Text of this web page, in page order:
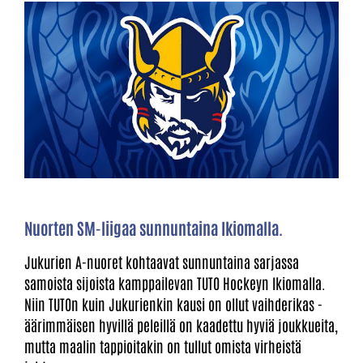
Nuorten SM-liigaa sunnuntaina Ikiomalla.
Jukurien A-nuoret kohtaavat sunnuntaina sarjassa
samoista sijoista kamppailevan TUTO Hockeyn Ikiomalla.
Niin TUTOn kuin Jukurienkin kausi on ollut vaihderikas -
äärimmäisen hyvillä peleillä on kaadettu hyviä joukkueita,
mutta maalin tappioitakin on tullut omista virheistä